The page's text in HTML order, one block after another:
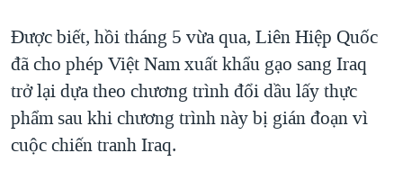
VĂN HOÁ
THỂ THAO
GIÁO DỤC
TRỊNH VĨNH BÌNH - NGƯỜI HẠ 'BÊN THẮNG CUỘC'
GROUND ZERO – XƯA VÀ NAY
CHI PHÍ CHIẾN TRANH AFGHANISTAN
CÁC GIÁ TRỊ CỘNG HÒA Ở VIỆT NAM
Ngôn ngữ khác
Được biết, hồi tháng 5 vừa qua, Liên Hiệp Quốc
đã cho phép Việt Nam xuất khẩu gạo sang Iraq
trở lại dựa theo chương trình đổi dầu lấy thực
phẩm sau khi chương trình này bị gián đoạn vì
cuộc chiến tranh Iraq.